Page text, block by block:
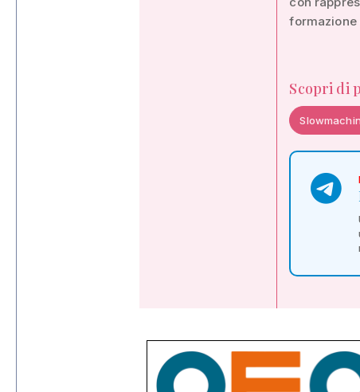
formazione
Scopri di